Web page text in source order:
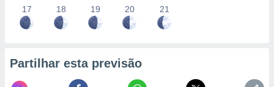
17 18 19 20 21
Partilhar esta previsão